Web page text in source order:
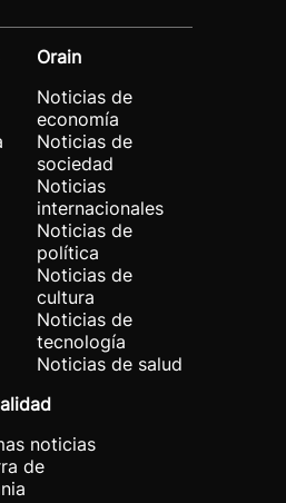
Orain
Noticias de
economía
Noticias de
sociedad
Noticias
internacionales
Noticias de
política
Noticias de
cultura
Noticias de
tecnología
Noticias de salud
noticias
de